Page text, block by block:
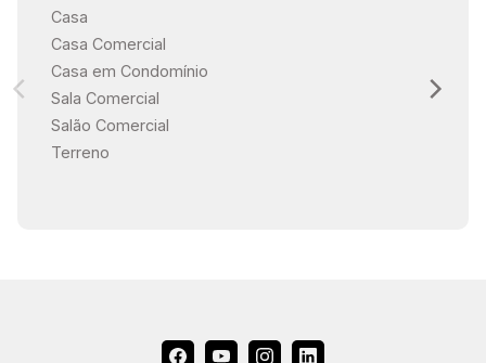
Casa
Casa Comercial
Casa em Condomínio
Sala Comercial
Salão Comercial
Terreno